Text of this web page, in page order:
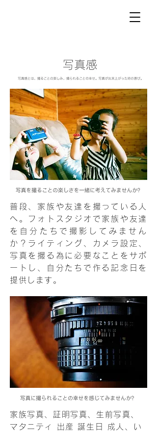
普段、家族や友達を撮っている人
へ。フォトスタジオで家族や友達
を自分たちで撮影してみません
か？ライティング、カメラ設定、
写真を撮る為に必要なことをサポ
ートし、自分たちで作る記念日を
提供します。
家族写真、証明写真、生前写真、
マタニティ 出産 誕生日 成人、い